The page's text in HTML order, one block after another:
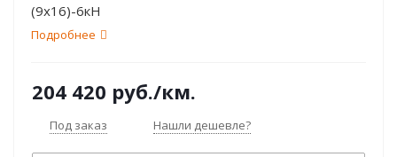
(9х16)-6кН
Подробнее
204 420 руб./км.
Под заказ Нашли дешевле?